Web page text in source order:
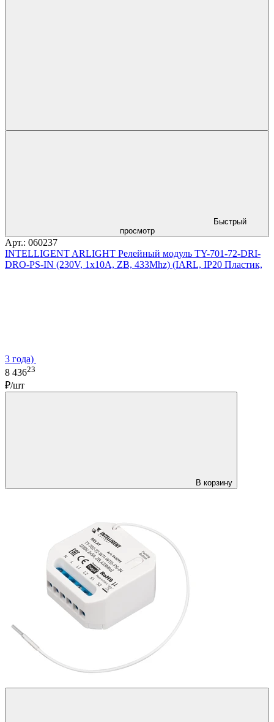
Быстрый
просмотр
Арт.: 060237
INTELLIGENT ARLIGHT Релейный модуль TY-701-72-DRI-
DRO-PS-IN (230V, 1x10A, ZB, 433Mhz) (IARL, IP20 Пластик,
3 года)
8 43623
₽/шт
В корзину